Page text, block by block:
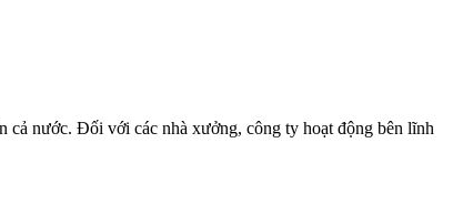
cả nước. Đối với các nhà xưởng, công ty hoạt động bên lĩnh